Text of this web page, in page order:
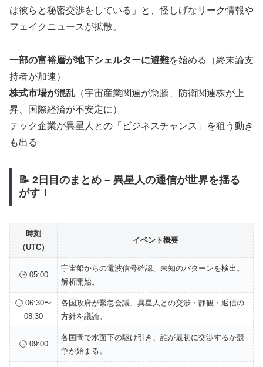
は彼らと秘密交渉をしている」と、怪しげなリーク情報や
フェイクニュースが拡散。
一部の富裕層が地下シェルターに避難を始める（終末論支
持者が加速）
株式市場が混乱 （宇宙産業関連が急騰、防衛関連株が上
昇、国際経済が不安定に）
テック企業が異星人との「ビジネスチャンス」を狙う動き
も出る
📝 2日目のまとめ – 異星人の通信が世界を揺る
がす！
時刻
（UTC）
イベント概要
🕒 05:00
宇宙船からの電波信号確認、未知のパターンを検出。
解析開始。
🕒 06:30〜
08:30
各国政府が緊急会議、異星人との交渉・静観・返信の
方針を議論。
🕒 09:00
各国間で水面下の駆け引き、誰が最初に交渉するか競
争が始まる。